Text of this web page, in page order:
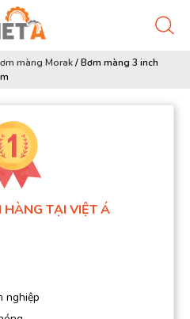
màng Morak/Bơm màng 3 inch
HÀNG TẠI VIỆT Á
nghiệp